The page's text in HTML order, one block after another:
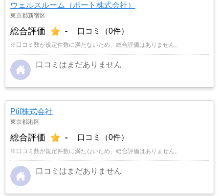
ウェルスルーム（ポート株式会社）
東京都新宿区
総合評価 - 口コミ（0件）
※口コミ数が規定件数に満たないため、総合評価はありません。
口コミはまだありません
Ptif株式会社
東京都港区
総合評価 - 口コミ（0件）
※口コミ数が規定件数に満たないため、総合評価はありません。
口コミはまだありません